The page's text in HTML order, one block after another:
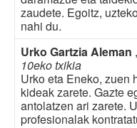
zaudete. Egoitz,
nahi du.
Urko Gartzia Aleman ,
10eko txikia
Urko eta Eneko, zuen
kideak zarete. Gazte
antolatzen ari zarete.
profesionalak